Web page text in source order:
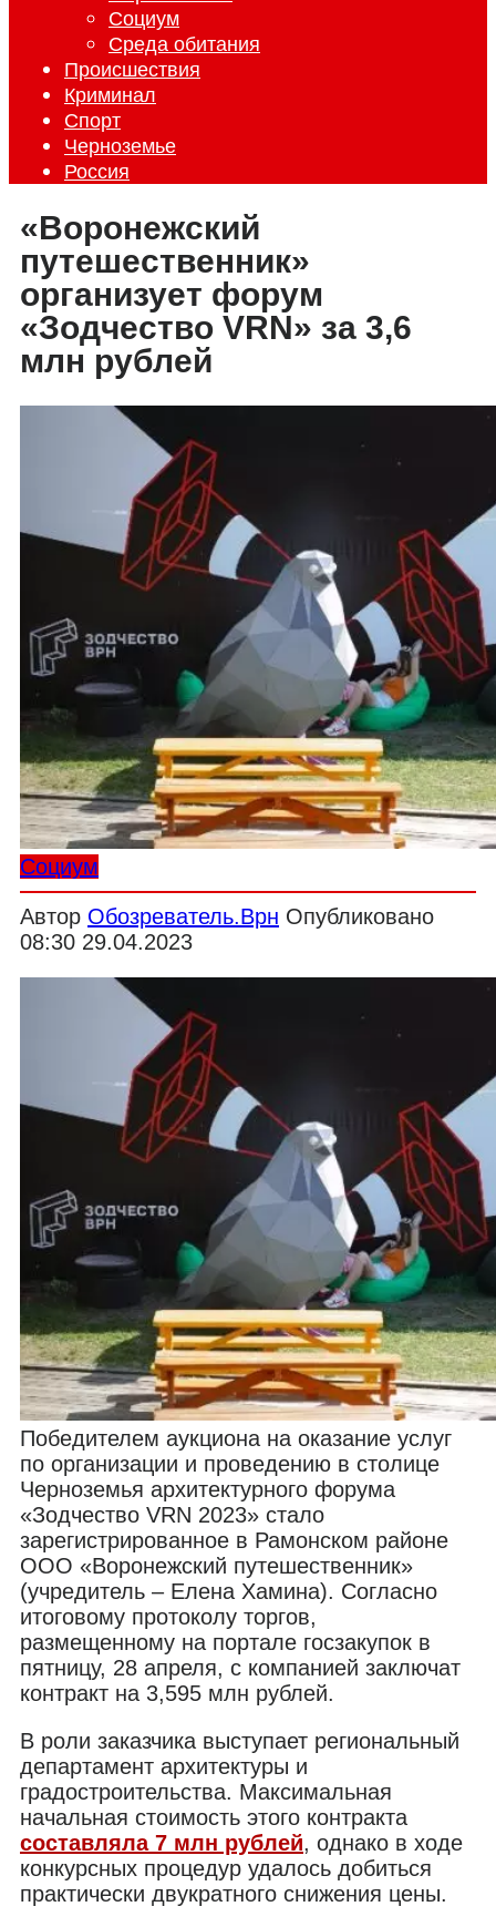
Социум
Среда обитания
Происшествия
Криминал
Спорт
Черноземье
Россия
«Воронежский
путешественник»
организует форум
«Зодчество VRN» за 3,6
млн рублей
Социум
Автор Обозреватель.Врн Опубликовано
08:30 29.04.2023
Победителем аукциона на оказание услуг
по организации и проведению в столице
Черноземья архитектурного форума
«Зодчество VRN 2023» стало
зарегистрированное в Рамонском районе
ООО «Воронежский путешественник»
(учредитель – Елена Хамина). Согласно
итоговому протоколу торгов,
размещенному на портале госзакупок в
пятницу, 28 апреля, с компанией заключат
контракт на 3,595 млн рублей.
В роли заказчика выступает региональный
департамент архитектуры и
градостроительства. Максимальная
начальная стоимость этого контракта
составляла 7 млн рублей, однако в ходе
конкурсных процедур удалось добиться
практически двукратного снижения цены.